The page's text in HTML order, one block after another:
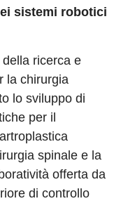
sistemi robotici
della ricerca e
la chirurgia
lo sviluppo di
per il
spinale e la
offerta da
di controllo